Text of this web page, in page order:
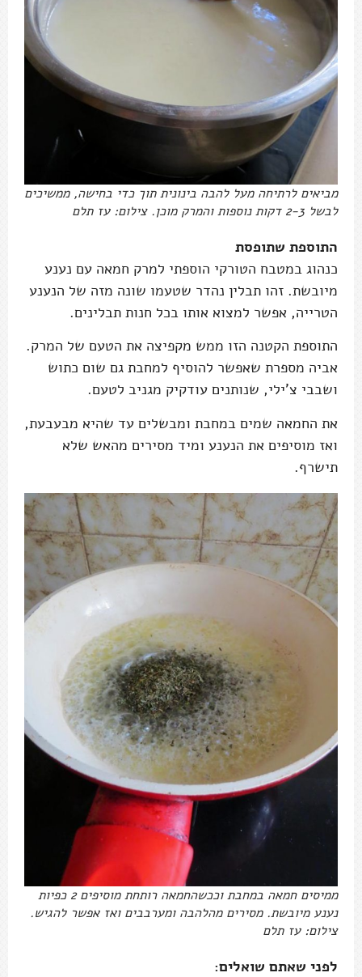
מביאים לרתיחה מעל להבה בינונית תוך כדי בחישה, ממשיכים
לבשל 2-3 דקות נוספות והמרק מוכן. צילום: עז תלם
התוספת שתופסת
כנהוג במטבח הטורקי הוספתי למרק חמאה עם נענע
מיובשת. זהו תבלין נהדר שטעמו שונה מזה של הנענע
הטרייה, אפשר למצוא אותו בכל חנות תבלינים.
התוספת הקטנה הזו ממש מקפיצה את הטעם של המרק.
אביה מספרת שאפשר להוסיף למחבת גם שום כתוש
ושבבי צ'ילי, שנותנים עודקיק מגניב לטעם.
את החמאה שמים במחבת ומבשלים עד שהיא מבעבעת,
ואז מוסיפים את הנענע ומיד מסירים מהאש שלא
תישרף.
ממיסים חמאה במחבת וככשהחמאה רותחת מוסיפים 2 כפיות
נענע מיובשת. מסירים מהלהבה ומערבבים ואז אפשר להגיש.
צילום: עז תלם
לפני שאתם שואלים: